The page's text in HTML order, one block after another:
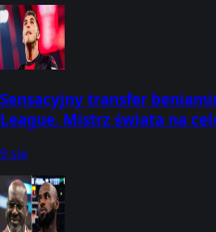
Sensacyjny transfer
League. Mistrz świata na
9 sie